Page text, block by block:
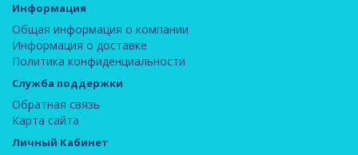
Информация
Общая информация о компании
Информация о доставке
Политика конфиденциальности
Служба поддержки
Обратная связь
Карта сайта
Личный Кабинет